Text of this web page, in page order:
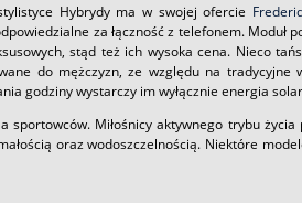
Hybrydy ma w swojej ofercie
za łączność z telefonem.
stąd też ich wysoka cena. Nieco
do mężczyzn, ze względu na
godziny wystarczy im wyłącznie energia
sportowców. Miłośnicy aktywnego trybu
oraz wodoszczelnością. Niektóre